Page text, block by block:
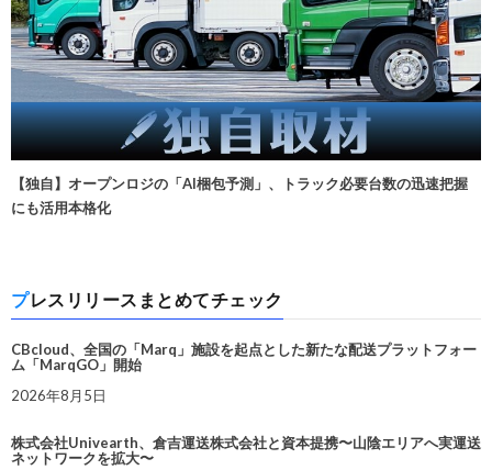
【独自】オープンロジの「AI梱包予測」、トラック必要台数の迅速把握
にも活用本格化
プレスリリースまとめてチェック
CBcloud、全国の「Marq」施設を起点とした新たな配送プラットフォー
ム「MarqGO」開始
2026年8月5日
株式会社Univearth、倉吉運送株式会社と資本提携〜山陰エリアへ実運送
ネットワークを拡大〜